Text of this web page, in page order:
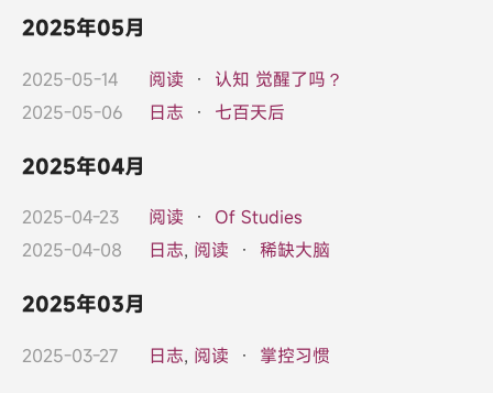
2025年05月
2025-05-14 阅读 · 认知 觉醒了吗？
2025-05-06
日志 · 七百天后
2025年04月
2025-04-23 阅读 · Of Studies
2025-04-08
日志, 阅读 · 稀缺大脑
2025年03月
2025-03-27 日志, 阅读 · 掌控习惯